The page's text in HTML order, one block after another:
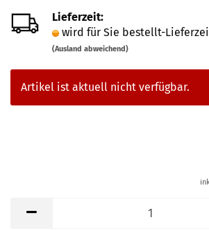
Lieferzeit:
wird für Sie bestellt-
(Ausland abweichend)
Artikel ist aktuell nicht verfügbar.